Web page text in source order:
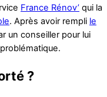
France Rénov’ qui la
. Après avoir rempli le
un conseiller pour lui
?